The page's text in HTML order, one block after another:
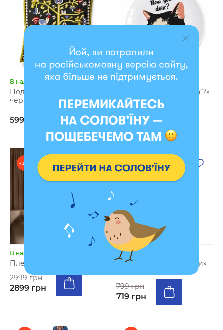
В наличии
Подушка «Дерево жизни»
черная
599 грн
В наличии
Тарелка «How you doin’?»
499 грн
449 грн
- 3 %
В наличии
Плед «Аисты» 130х170 см
2999 грн
2899 грн
В наличии
Платок «Символ жизни»
799 грн
719 грн